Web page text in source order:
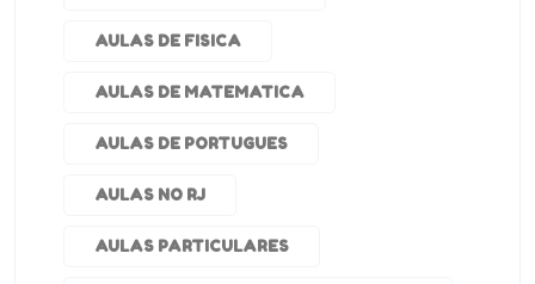
AULAS DE FISICA
AULAS DE MATEMATICA
AULAS DE PORTUGUES
AULAS NO RJ
AULAS PARTICULARES